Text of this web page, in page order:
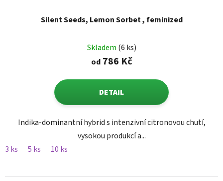
Silent Seeds, Lemon Sorbet , feminized
Skladem (6 ks)
od786 Kč
DETAIL
Indika-dominantní hybrid s intenzivní citronovou chutí,
vysokou produkcí a...
3 ks
5 ks 10 ks